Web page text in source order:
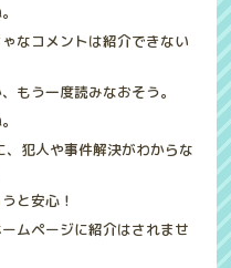
なコメントは紹介できない
もう一度読みなおそう。
犯人や事件解決がわからな
と安心！
ムページに紹介はされませ